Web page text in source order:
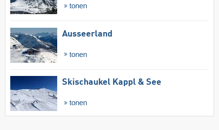
tonen
Ausseerland
tonen
Skischaukel Kappl & See
tonen